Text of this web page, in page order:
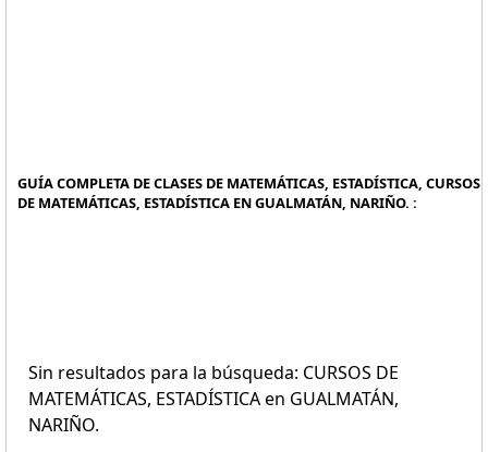
GUÍA COMPLETA DE CLASES DE MATEMÁTICAS, ESTADÍSTICA, CURSOS
DE MATEMÁTICAS, ESTADÍSTICA EN GUALMATÁN, NARIÑO. :
Sin resultados para la búsqueda: CURSOS DE
MATEMÁTICAS, ESTADÍSTICA en GUALMATÁN,
NARIÑO.